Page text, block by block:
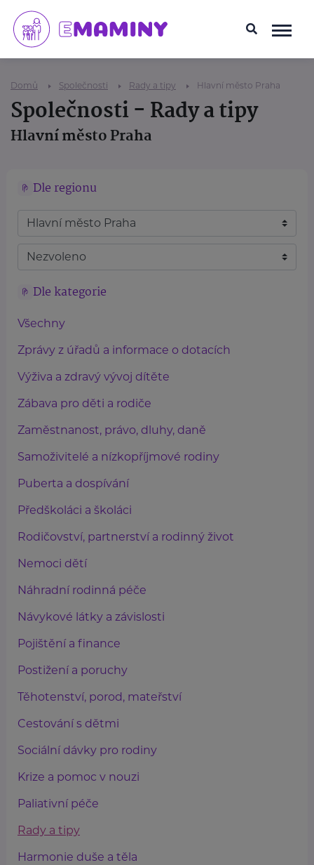
Domů Společnosti Rady a tipy Hlavní město Praha
Společnosti - Rady a tipy
Hlavní město Praha
Dle regionu
Dle kategorie
Všechny
Zprávy z úřadů a informace o dotacích
Výživa a zdravý vývoj dítěte
Zábava pro děti a rodiče
Zaměstnanost, právo, dluhy, daně
Samoživitelé a nízkopříjmové rodiny
Puberta a dospívání
Předškoláci a školáci
Rodičovství, partnerství a rodinný život
Nemoci dětí
Náhradní rodinná péče
Návykové látky a závislosti
Pojištění a finance
Postižení a poruchy
Těhotenství, porod, mateřství
Cestování s dětmi
Sociální dávky pro rodiny
Krize a pomoc v nouzi
Paliativní péče
Rady a tipy
Harmonie duše a těla